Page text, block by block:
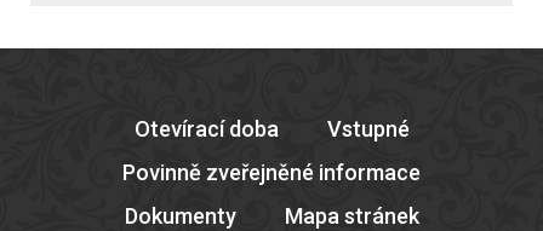
Otevírací doba
Vstupné
Povinně zveřejněné informace
Dokumenty
Mapa stránek